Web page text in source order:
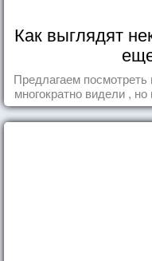
Как выглядят
Предлагаем
многократно видели ,